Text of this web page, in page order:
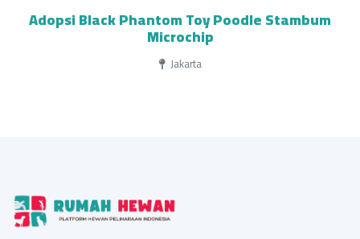
Adopsi Black Phantom Toy Poodle Stambum
Microchip
Jakarta